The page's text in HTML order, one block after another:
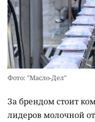
Фото: "Масло-Дел"
За брендом стоит
лидеров молочной